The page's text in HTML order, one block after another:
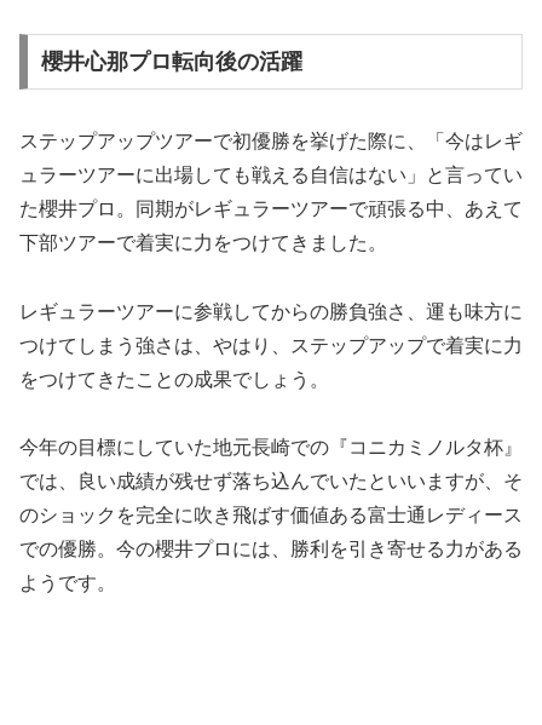
櫻井心那プロ転向後の活躍
ステップアップツアーで初優勝を挙げた際に、「今はレギ
ュラーツアーに出場しても戦える自信はない」と言ってい
た櫻井プロ。同期がレギュラーツアーで頑張る中、あえて
下部ツアーで着実に力をつけてきました。
レギュラーツアーに参戦してからの勝負強さ、運も味方に
つけてしまう強さは、やはり、ステップアップで着実に力
をつけてきたことの成果でしょう。
今年の目標にしていた地元長崎での『コニカミノルタ杯』
では、良い成績が残せず落ち込んでいたといいますが、そ
のショックを完全に吹き飛ばす価値ある富士通レディース
での優勝。今の櫻井プロには、勝利を引き寄せる力がある
ようです。